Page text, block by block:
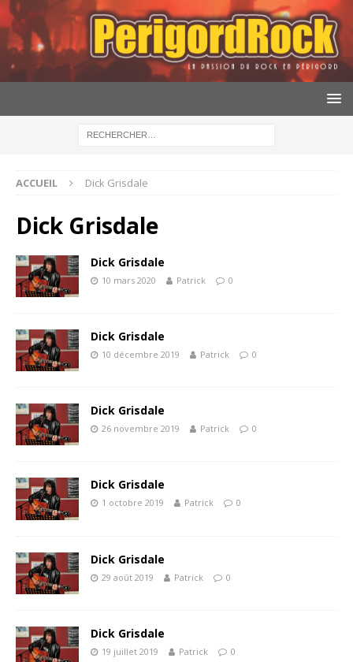
ACCUEIL Dick Grisdale
Dick Grisdale
Dick Grisdale
10 mars 2020 Patrick 0
Dick Grisdale
10 décembre 2019 Patrick 0
Dick Grisdale
26 novembre 2019 Patrick 0
Dick Grisdale
1 octobre 2019 Patrick 0
Dick Grisdale
29 août 2019 Patrick 0
Dick Grisdale
19 juillet 2019 Patrick 0